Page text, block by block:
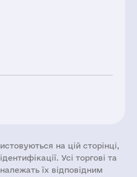
на цій сторінці,
Усі торгові та
їх відповідним